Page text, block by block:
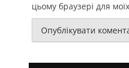
цьому браузері для